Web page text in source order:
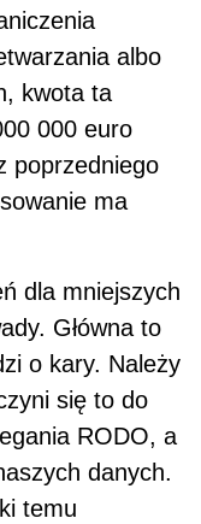
albo
kwota ta
000 euro
poprzedniego
ma
dla mniejszych
Główna to
o kary. Należy
się to do
RODO, a
danych.
temu